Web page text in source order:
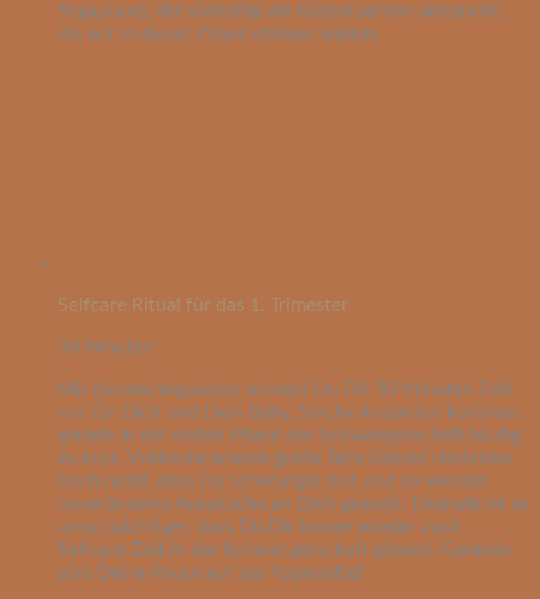
Yogapraxis, die vielseitig die Körperpartien anspricht,
die wir in dieser Phase stärken wollen.
Selfcare Ritual für das 1. Trimester
30 minuten
Mit diesem Yogavideo nimmst Du Dir 30 Minuten Zeit
nur für Dich und Dein Baby. Solche Auszeiten kommen
gerade in der ersten Phase der Schwangerschaft häufig
zu kurz. Vielleicht wissen große Teile Deines Umfeldes
noch nicht, dass Du schwanger bist und so werden
unveränderte Ansprüche an Dich gestellt. Deshalb ist es
umso wichtiger, dass Du Dir immer wieder auch
Selfcare Zeit in der Schwangerschaft gönnst. Genieße
also Deine Pause auf der Yogamatte!